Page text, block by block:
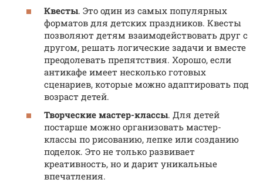
Квесты. Это один из самых популярных
форматов для детских праздников. Квесты
позволяют детям взаимодействовать друг с
другом, решать логические задачи и вместе
преодолевать препятствия. Хорошо, если
антикафе имеет несколько готовых
сценариев, которые можно адаптировать под
возраст детей.
Творческие мастер-классы. Для детей
постарше можно организовать мастер-
классы по рисованию, лепке или созданию
поделок. Это не только развивает
креативность, но и дарит уникальные
впечатления.